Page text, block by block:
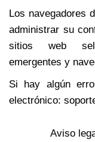
Los navegadores
administrar su
sitios web
emergentes y
Si hay algún
electrónico: